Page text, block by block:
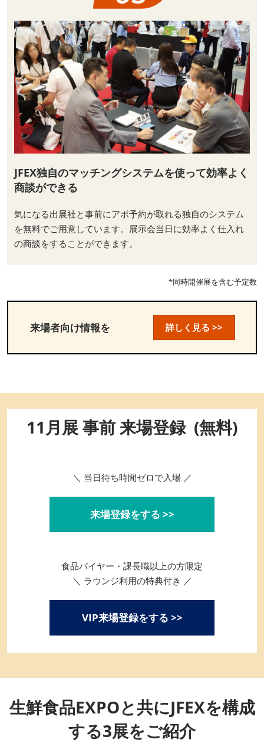
JFEX独自のマッチングシステムを使って効率よく
商談ができる
気になる出展社と事前にアポ予約が取れる独自のシステム
を無料でご用意しています。展示会当日に効率よく仕入れ
の商談をすることができます。
*同時開催展を含む予定数
来場者向け情報を 詳しく見る >>
11月展 事前 来場登録 (無料)
＼ 当日待ち時間ゼロで入場 ／
来場登録をする >>
食品バイヤー・課長職以上の方限定
＼ ラウンジ利用の特典付き ／
VIP来場登録をする >>
生鮮食品EXPOと共にJFEXを構成
する3展をご紹介